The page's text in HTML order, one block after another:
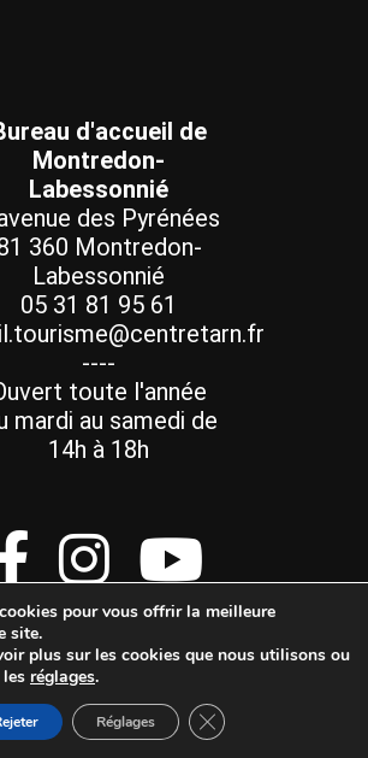
d'accueil de
Montredon-
Labessonnié
des Pyrénées
360 Montredon-
Labessonnié
05 31 81 95 61
----
toute l'année
mardi au samedi de
14h à 18h
Mentions Légales
pour vous offrir la meilleure
site.
plus sur les cookies que nous utilisons ou
réglages.
Réglages Fermer la bannière